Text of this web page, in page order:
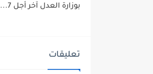
بوزارة العدل آخر أجل 7...
تعليقات